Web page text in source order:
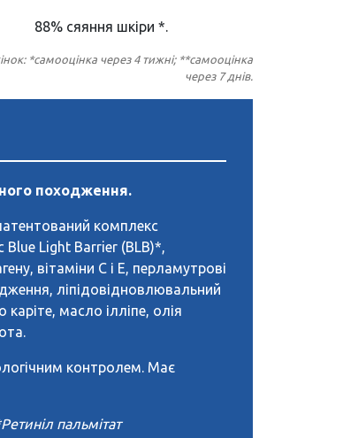
88% сяяння шкіри *.
*самооцінка через 4 тижні; **самооцінка
через 7 днів.
походження.
комплекс
Light Barrier (BLB)*,
вітаміни С і Е, перламутрові
ліпідовідновлювальний
масло ілліпе, олія
контролем. Має
пальмітат